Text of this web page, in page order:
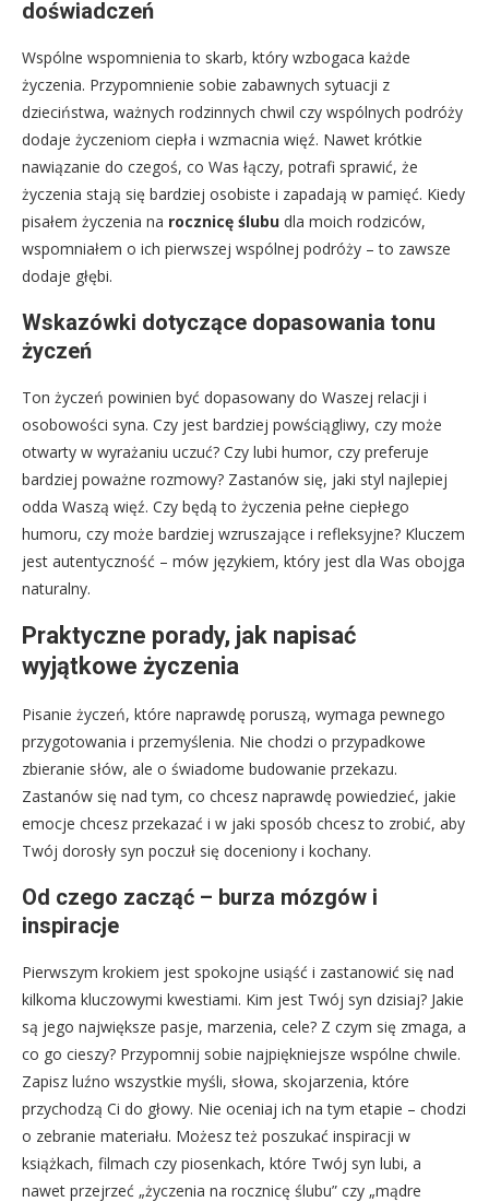
doświadczeń
Wspólne wspomnienia to skarb, który wzbogaca każde
życzenia. Przypomnienie sobie zabawnych sytuacji z
dzieciństwa, ważnych rodzinnych chwil czy wspólnych podróży
dodaje życzeniom ciepła i wzmacnia więź. Nawet krótkie
nawiązanie do czegoś, co Was łączy, potrafi sprawić, że
życzenia stają się bardziej osobiste i zapadają w pamięć. Kiedy
pisałem życzenia na rocznicę ślubu dla moich rodziców,
wspomniałem o ich pierwszej wspólnej podróży – to zawsze
dodaje głębi.
Wskazówki dotyczące dopasowania tonu
życzeń
Ton życzeń powinien być dopasowany do Waszej relacji i
osobowości syna. Czy jest bardziej powściągliwy, czy może
otwarty w wyrażaniu uczuć? Czy lubi humor, czy preferuje
bardziej poważne rozmowy? Zastanów się, jaki styl najlepiej
odda Waszą więź. Czy będą to życzenia pełne ciepłego
humoru, czy może bardziej wzruszające i refleksyjne? Kluczem
jest autentyczność – mów językiem, który jest dla Was obojga
naturalny.
Praktyczne porady, jak napisać
wyjątkowe życzenia
Pisanie życzeń, które naprawdę poruszą, wymaga pewnego
przygotowania i przemyślenia. Nie chodzi o przypadkowe
zbieranie słów, ale o świadome budowanie przekazu.
Zastanów się nad tym, co chcesz naprawdę powiedzieć, jakie
emocje chcesz przekazać i w jaki sposób chcesz to zrobić, aby
Twój dorosły syn poczuł się doceniony i kochany.
Od czego zacząć – burza mózgów i
inspiracje
Pierwszym krokiem jest spokojne usiąść i zastanowić się nad
kilkoma kluczowymi kwestiami. Kim jest Twój syn dzisiaj? Jakie
są jego największe pasje, marzenia, cele? Z czym się zmaga, a
co go cieszy? Przypomnij sobie najpiękniejsze wspólne chwile.
Zapisz luźno wszystkie myśli, słowa, skojarzenia, które
przychodzą Ci do głowy. Nie oceniaj ich na tym etapie – chodzi
o zebranie materiału. Możesz też poszukać inspiracji w
książkach, filmach czy piosenkach, które Twój syn lubi, a
nawet przejrzeć „życzenia na rocznicę ślubu” czy „mądre